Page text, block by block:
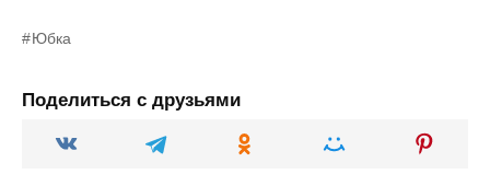
Юбка
Поделиться с друзьями